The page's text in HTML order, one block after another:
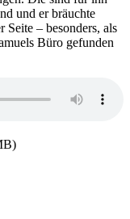
und er bräuchte
Seite – besonders, als
Büro gefunden